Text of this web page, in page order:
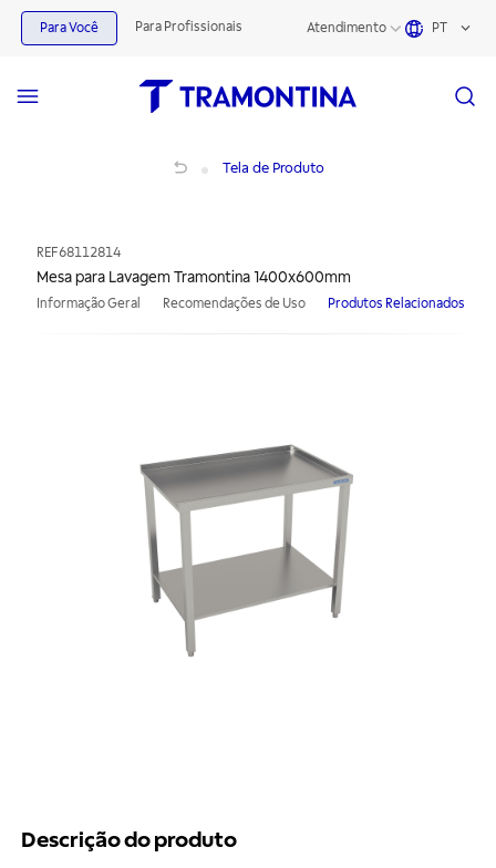
Para Você Para Profissionais Atendimento PT
Tela de Produto
REF68112814
Mesa para Lavagem Tramontina 1400x600mm
Informação Geral Recomendações de Uso Produtos Relacionados
Descrição do produto